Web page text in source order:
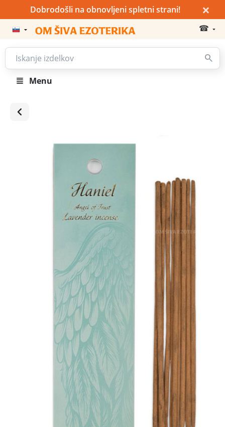
Dobrodošli na obnovljeni spletni strani! ×
☎
Menu